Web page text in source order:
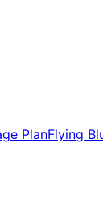
PlanFlying